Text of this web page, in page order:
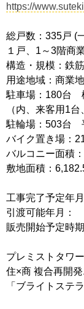
https://
総戸数：335戸 (
１戸、1～3階商
構造・規模：鉄
用途地域：商業
駐車場：180台
（内、来客用1
駐輪場：503台
バイク置き場：
バルコニー面積
敷地面積：
工事完了予定年
引渡可能年月
販売開始予定時
プレミストタワ
住×商 複合再開
「ブライトステ